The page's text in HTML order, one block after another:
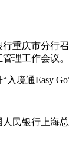
重庆市分行
理工作会议。
入境通Easy
人民银行上海